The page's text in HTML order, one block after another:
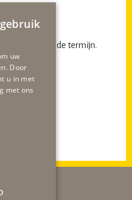
gestelde termijn.
expositie
uw
Door
u in met
met ons